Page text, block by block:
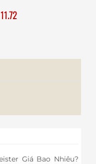
Giá Bao Nhiêu?